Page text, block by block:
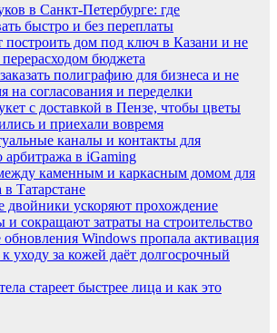
в Санкт-Петербурге: где
быстро и без переплаты
построить дом под ключ в Казани и не
перерасходом бюджета
полиграфию для бизнеса и не
на согласования и переделки
с доставкой в Пензе, чтобы цветы
и приехали вовремя
каналы и контакты для
арбитража в iGaming
каменным и каркасным домом для
в Татарстане
двойники ускоряют прохождение
и сокращают затраты на строительство
Windows пропала активация
уходу за кожей даёт долгосрочный
стареет быстрее лица и как это